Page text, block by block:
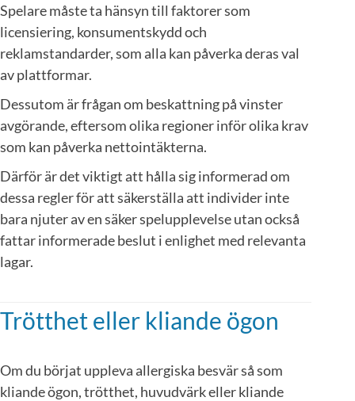
Spelare måste ta hänsyn till faktorer som
licensiering, konsumentskydd och
reklamstandarder, som alla kan påverka deras val
av plattformar.
Dessutom är frågan om beskattning på vinster
avgörande, eftersom olika regioner inför olika krav
som kan påverka nettointäkterna.
Därför är det viktigt att hålla sig informerad om
dessa regler för att säkerställa att individer inte
bara njuter av en säker spelupplevelse utan också
fattar informerade beslut i enlighet med relevanta
lagar.
Trötthet eller kliande ögon
Om du börjat uppleva allergiska besvär så som
kliande ögon, trötthet, huvudvärk eller kliande